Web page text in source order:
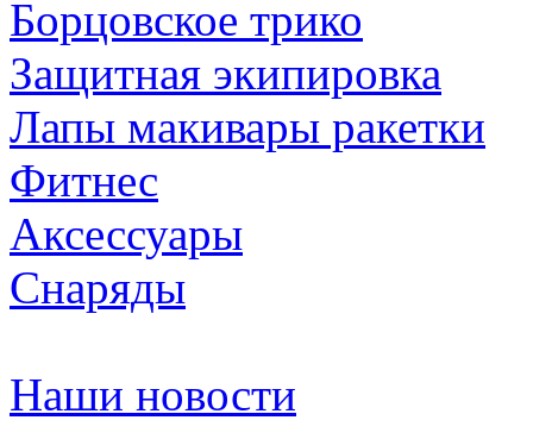
Борцовское трико
Защитная экипировка
Лапы макивары ракетки
Фитнес
Аксессуары
Снаряды
Наши новости